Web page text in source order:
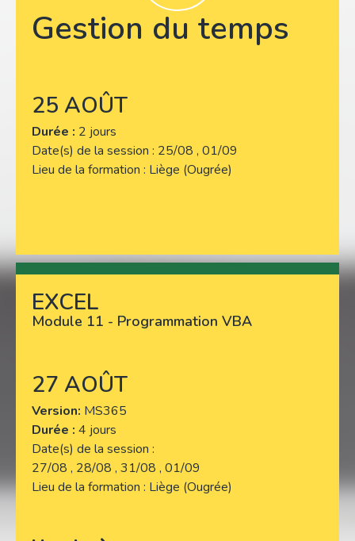
Gestion du temps
25 AOÛT
Durée : 2 jours
Date(s) de la session 25/08 , 01/09
Lieu de la formation Liège (Ougrée)
Lire plus
EXCEL
Module 11 - Programmation VBA
27 AOÛT
Version MS365
Durée : 4 jours
Date(s) de la session
27/08 , 28/08 , 31/08 , 01/09
Lieu de la formation Liège (Ougrée)